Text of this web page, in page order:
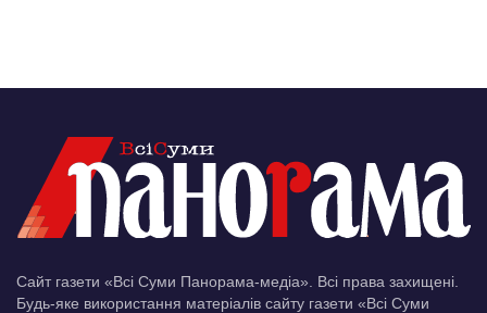
Сайт газети «Всі Суми Панорама-медіа». Всі права захищені.
Будь-яке використання матеріалів сайту газети «Всі Суми